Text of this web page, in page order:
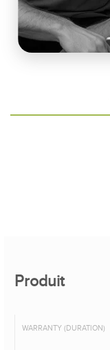
Produit
WARRANTY (DURATION)